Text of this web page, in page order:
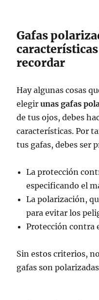
Gafas
características
recordar
Hay algunas cosas
elegirunas gafas
de tus ojos, debes
características. Por
tus gafas, debes ser
La protección
especificando el
La polarización,
para evitar los
Protección contra
Sin estos criterios,
gafas son